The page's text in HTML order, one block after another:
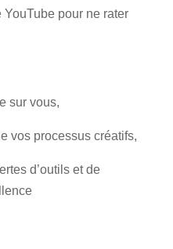
pour ne rater
sur vous,
vos processus créatifs,
d’outils et de